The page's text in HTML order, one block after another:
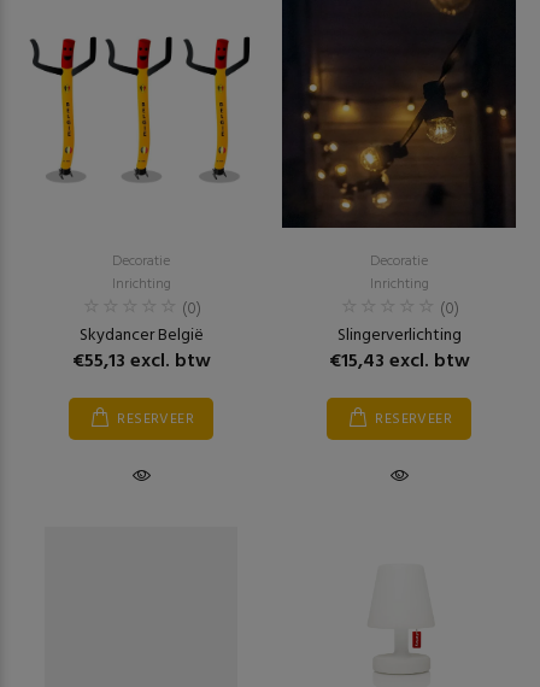
Decoratie
Inrichting
(0)
Skydancer België
€55,13 excl. btw
RESERVEER
Decoratie
Inrichting
(0)
Slingerverlichting
€15,43 excl. btw
RESERVEER